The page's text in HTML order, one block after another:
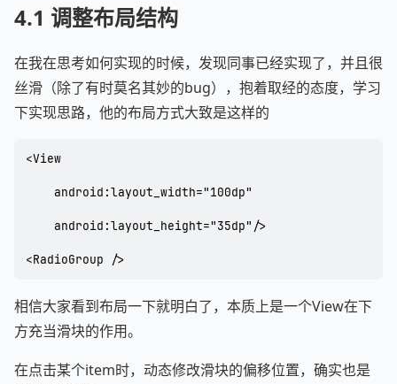
4.1 调整布局结构
在我在思考如何实现的时候，发现同事已经实现了，并且很
丝滑（除了有时莫名其妙的bug），抱着取经的态度，学习
下实现思路，他的布局方式大致是这样的
<View
    android:layout_width="100dp"
    android:layout_height="35dp"/>
<RadioGroup />
相信大家看到布局一下就明白了，本质上是一个View在下
方充当滑块的作用。
在点击某个item时，动态修改滑块的偏移位置，确实也是